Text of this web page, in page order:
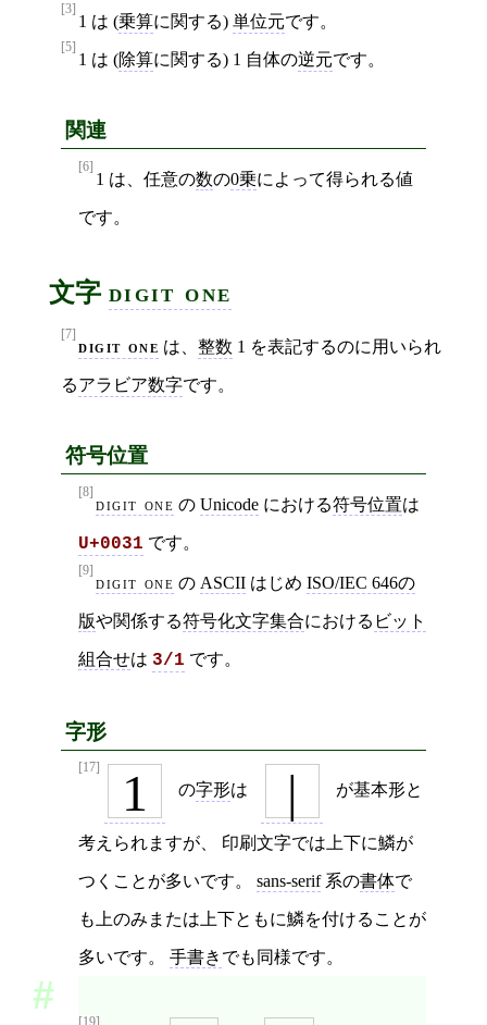
[3]
1 は (乗算に関する) 単位元です。
[5]
1 は (除算に関する) 1 自体の逆元です。
関連
[6]
1 は、任意の数の0乗によって得られる値
です。
文字 digit one
[7]
digit one は、整数 1 を表記するのに用いられ
るアラビア数字です。
符号位置
[8]
digit one のUnicode における符号位置は
U+0031 です。
[9]
digit one の ASCII はじめISO/IEC 646の
版や関係する符号化文字集合における ビット
組合せは 3/1 です。
字形
[17] 1 の字形は | が基本形と
考えられますが、 印刷文字では上下に鱗が
つくことが多いです。 sans-serif系の書体で
も上のみまたは上下ともに鱗を付けることが
多いです。 手書き でも同様です。
[19]